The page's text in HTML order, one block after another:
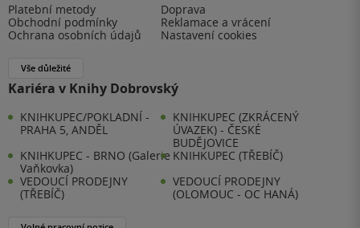
Platební metody
Doprava
Obchodní podmínky
Reklamace a vrácení
Ochrana osobních údajů
Nastavení cookies
Vše důležité
Kariéra v Knihy Dobrovský
KNIHKUPEC/POKLADNÍ -
PRAHA 5, ANDĚL
KNIHKUPEC (ZKRÁCENÝ
ÚVAZEK) - ČESKÉ
BUDĚJOVICE
KNIHKUPEC - BRNO (Galerie
Vaňkovka)
KNIHKUPEC (TŘEBÍČ)
VEDOUCÍ PRODEJNY
(TŘEBÍČ)
VEDOUCÍ PRODEJNY
(OLOMOUC - OC HANÁ)